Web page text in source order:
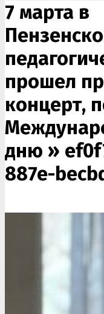
7 марта в
прошел
концерт,
дню »
887e-